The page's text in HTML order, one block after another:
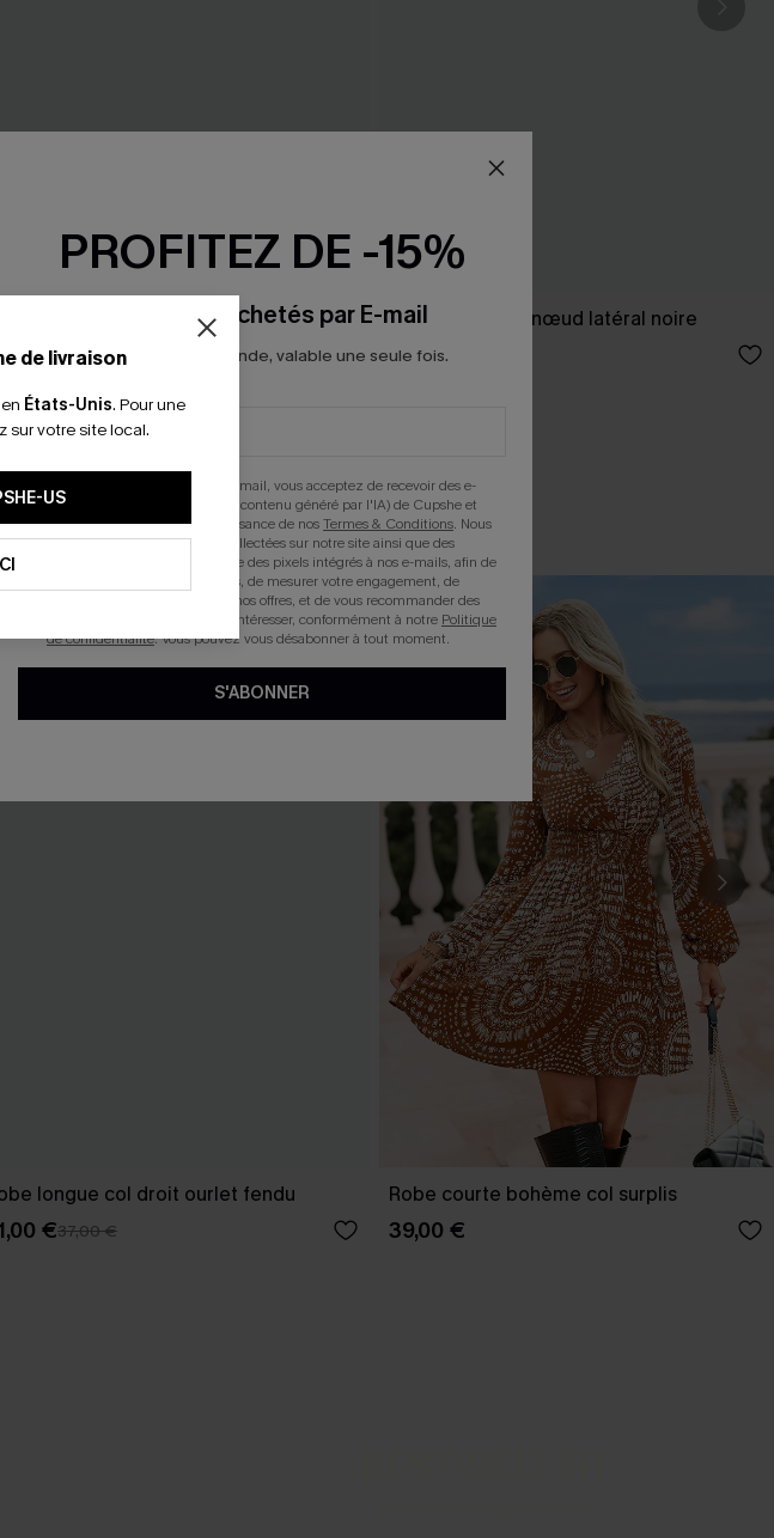
cover up courte beige col V
€27,00 €
Paréo cover up nœud latéral noire
22,00 €
longue col droit ourlet fendu
€37,00 €
Robe courte bohème col surplis
39,00 €
de livraison
États-Unis. Pour une
sur votre site local.
US
PROFITEZ DE -15%
-15% dès 2 Achetés par E-mail
*Un code par commande, valable une seule fois.
En soumettant votre adresse e-mail, vous acceptez de recevoir des e-
mails marketing (y compris du contenu généré par l'IA) de Cupshe et
reconnaissez avoir pris connaissance de nosTermes & Conditions. Nous
pouvons utiliser les données collectées sur notre site ainsi que des
technologies de suivi, telles que des pixels intégrés à nos e-mails, afin de
savoir si ceux-ci ont été ouverts, de mesurer votre engagement, de
personnaliser nos contenus et nos offres, et de vous recommander des
produits susceptibles de vous intéresser, conformément à notre Politique
de confidentialité. Vous pouvez vous désabonner à tout moment.
S'ABONNER